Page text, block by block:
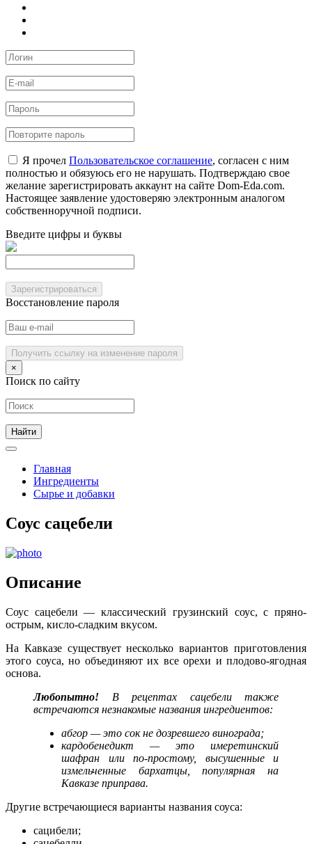
Я прочел Пользовательское соглашение, согласен с ним
полностью и обязуюсь его не нарушать. Подтверждаю свое
желание зарегистрировать аккаунт на сайте Dom-Eda.com.
Настоящее заявление удостоверяю электронным аналогом
собственноручной подписи.
Введите цифры и буквы
Зарегистрироваться
Восстановление пароля
Получить ссылку на изменение пароля
×
Поиск по сайту
Главная
Ингредиенты
Сырье и добавки
Соус сацебели
Описание
Соус сацебели — классический грузинский соус, с пряно-
острым, кисло-сладким вкусом.
На Кавказе существует несколько вариантов приготовления
этого соуса, но объединяют их все орехи и плодово-ягодная
основа.
Любопытно! В рецептах сацебели также
встречаются незнакомые названия ингредиентов:
абгор — это сок не дозревшего винограда;
кардобенедикт — это имеретинский
шафран или по-простому, высушенные и
измельченные бархатцы, популярная на
Кавказе приправа.
Другие встречающиеся варианты названия соуса:
сацибели;